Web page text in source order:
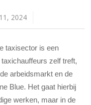
2024
taxisector is een
zelf treft,
arbeidsmarkt en de
Blue. Het gaat hierbij
werken, maar in de